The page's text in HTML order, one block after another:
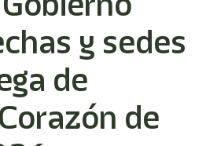
y sedes
de
de